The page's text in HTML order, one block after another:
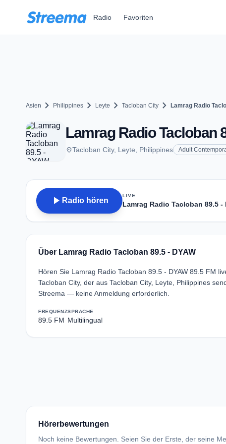
Radio Favoriten
Asien chevron_right Philippines chevron_right Leyte chevron_right Tacloban City chevron_right Lamrag Radio
Lamrag Radio Tacloban
placeTacloban City, Leyte, Philippines Adult
play_arrow Radio hören
LIVE
Lamrag Radio Tacloban 89.5 -
Über Lamrag Radio Tacloban 89.5 - DYAW
Hören Sie Lamrag Radio Tacloban 89.5 - DYAW 89.5 FM
Tacloban City, der aus Tacloban City, Leyte, Philippines
Streema — keine Anmeldung erforderlich.
FREQUENZ
89.5 FM
SPRACHE
Multilingual
Hörerbewertungen
Noch keine Bewertungen. Seien Sie der Erste, der seine